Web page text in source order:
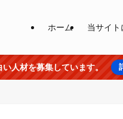
ホーム 当サイ
人材を募集しています。